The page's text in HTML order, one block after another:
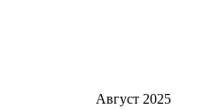
Август 2025